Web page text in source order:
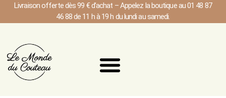
Livraison offerte dès 99 € d’achat – Appelez la boutique au 01 48 87
46 88 de 11 h à 19 h du lundi au samedi.